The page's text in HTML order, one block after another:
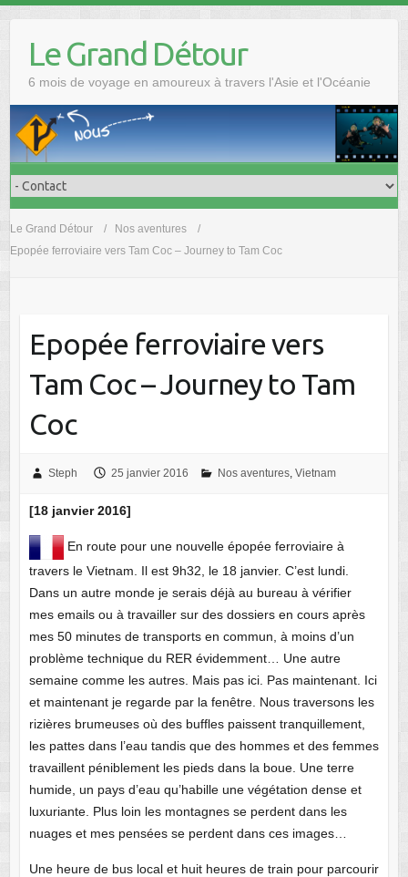
Le Grand Détour
6 mois de voyage en amoureux à travers l'Asie et l'Océanie
Le Grand Détour
Nos aventures
Epopée ferroviaire vers Tam Coc – Journey to Tam Coc
Epopée ferroviaire vers
Tam Coc – Journey to Tam
Coc
Steph 25 janvier 2016 Nos aventures, Vietnam
[18 janvier 2016]
En route pour une nouvelle épopée ferroviaire à
travers le Vietnam. Il est 9h32, le 18 janvier. C’est lundi.
Dans un autre monde je serais déjà au bureau à vérifier
mes emails ou à travailler sur des dossiers en cours après
mes 50 minutes de transports en commun, à moins d’un
problème technique du RER évidemment… Une autre
semaine comme les autres. Mais pas ici. Pas maintenant. Ici
et maintenant je regarde par la fenêtre. Nous traversons les
rizières brumeuses où des buffles paissent tranquillement,
les pattes dans l’eau tandis que des hommes et des femmes
travaillent péniblement les pieds dans la boue. Une terre
humide, un pays d’eau qu’habille une végétation dense et
luxuriante. Plus loin les montagnes se perdent dans les
nuages et mes pensées se perdent dans ces images…
Une heure de bus local et huit heures de train pour parcourir